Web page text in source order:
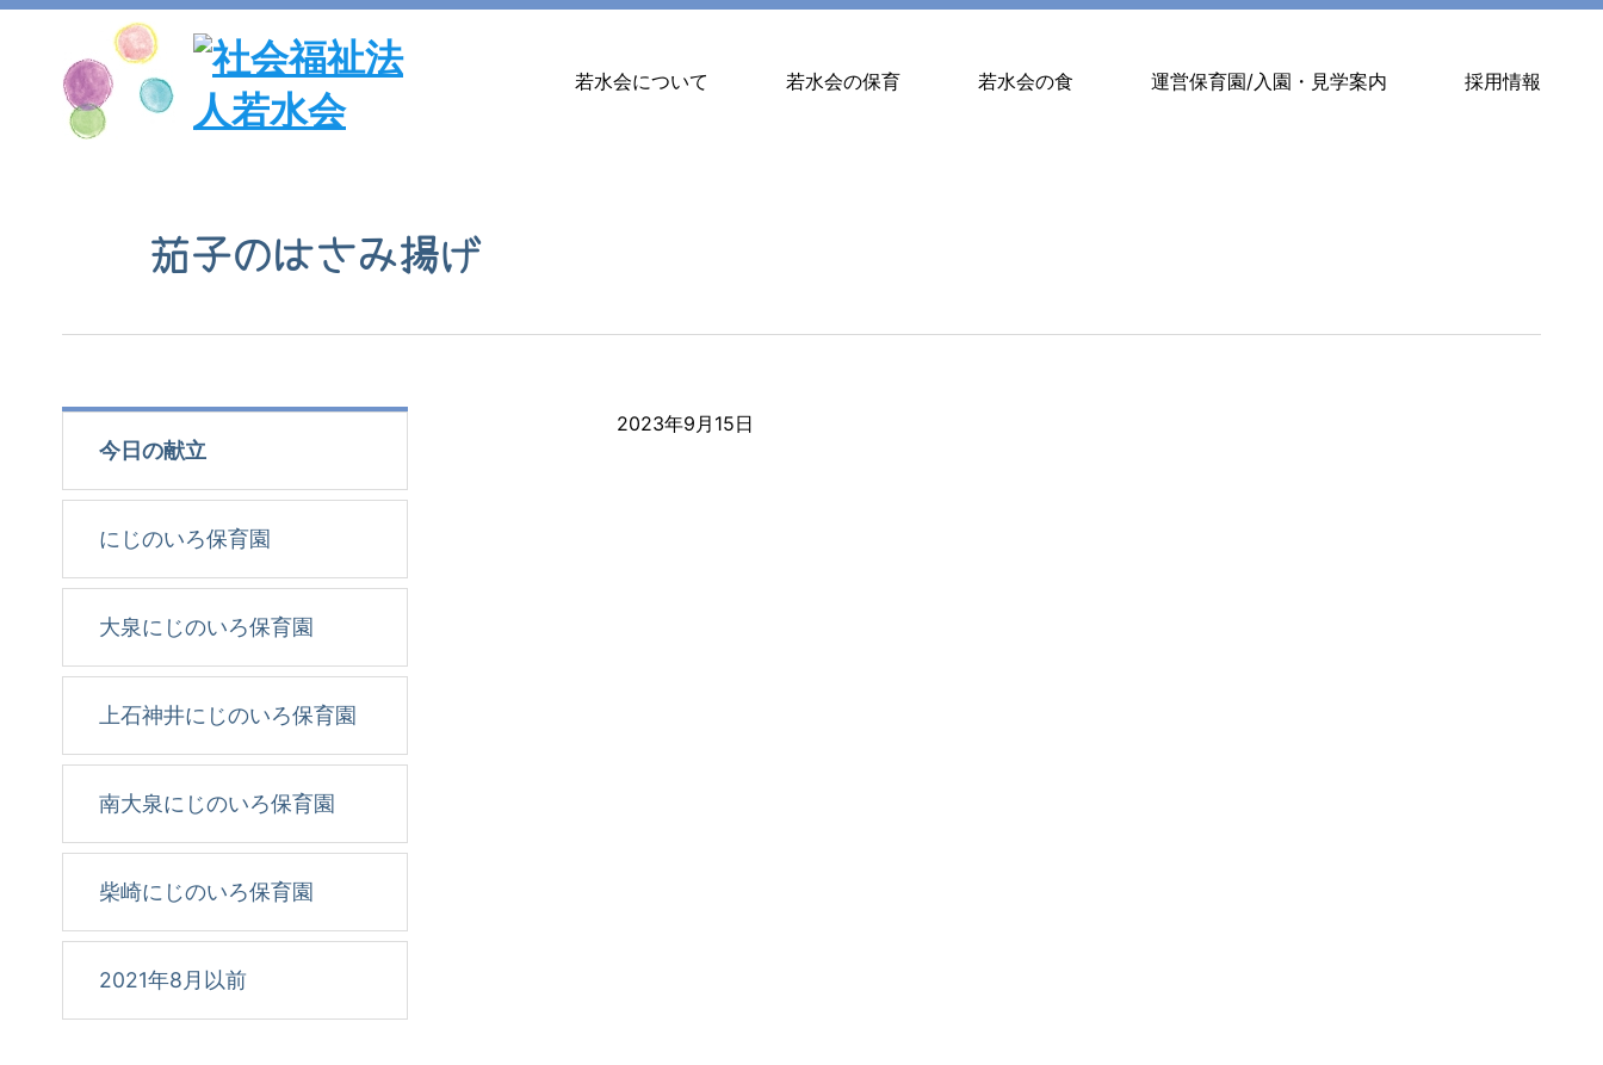
若水会について 若水会の保育 若水会の食 運営保育園/入園・見学案内 採用情報
茄子のはさみ揚げ
2023年9月15日
今日の献立
にじのいろ保育園
大泉にじのいろ保育園
上石神井にじのいろ保育園
南大泉にじのいろ保育園
柴崎にじのいろ保育園
2021年8月以前